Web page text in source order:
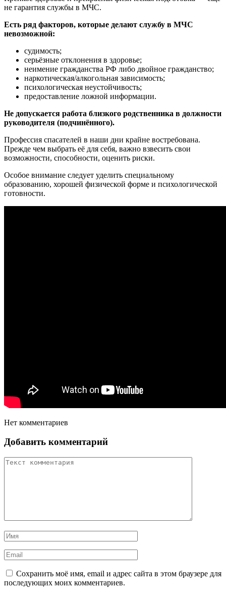
не гарантия службы в МЧС.
Есть ряд факторов, которые делают службу в МЧС
невозможной:
судимость;
серьёзные отклонения в здоровье;
неимение гражданства РФ либо двойное гражданство;
наркотическая/алкогольная зависимость;
психологическая неустойчивость;
предоставление ложной информации.
Не допускается работа близкого родственника в должности
руководителя (подчинённого).
Профессия спасателей в наши дни крайне востребована.
Прежде чем выбрать её для себя, важно взвесить свои
возможности, способности, оценить риски.
Особое внимание следует уделить специальному
образованию, хорошей физической форме и психологической
готовности.
Нет комментариев
Добавить комментарий
Сохранить моё имя, email и адрес сайта в этом браузере для
последующих моих комментариев.